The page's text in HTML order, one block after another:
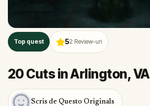
Top quest 52 Review-uri
20 Cuts in Arlington, VA
Scris de Questo Originals